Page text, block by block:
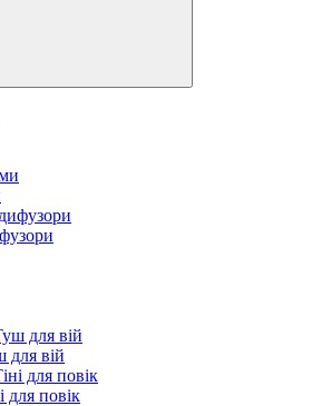
для вій
для повік